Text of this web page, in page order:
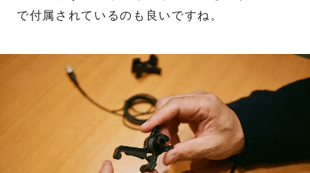
で付属されているのも良いですね。